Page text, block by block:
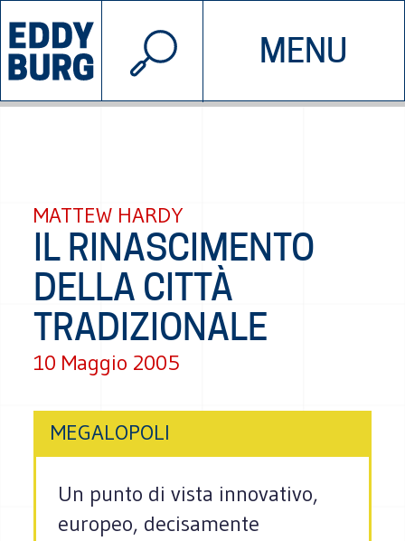
MENU
INIZIATIVE CHI SIAMO
© 2026 EDDYBURG
MATTEW HARDY
IL RINASCIMENTO
DELLA CITTÀ
TRADIZIONALE
10 Maggio 2005
MEGALOPOLI
Un punto di vista innovativo,
europeo, decisamente